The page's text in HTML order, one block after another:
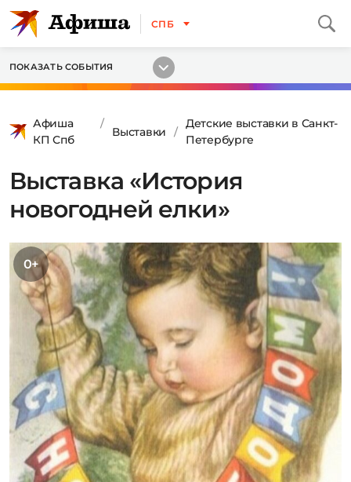
СПБ
ПОКАЗАТЬ СОБЫТИЯ
Афиша
КП Спб
Выставки
Детские выставки в Санкт-
Петербурге
Выставка «История
новогодней елки»
0+